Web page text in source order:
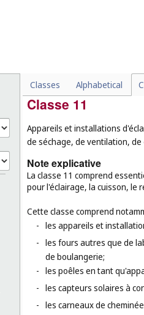
Classes Alphabetical
les tables de massage (
Classe 11
Appareils et installations
de séchage, de ventilation,
Note explicative
La classe 11 comprend
pour l'éclairage, la cuisson, le
Cette classe comprend
- les appareils et
- les fours autres que de
de boulangerie;
- les poêles en tant
- les capteurs solaires à
- les carneaux de